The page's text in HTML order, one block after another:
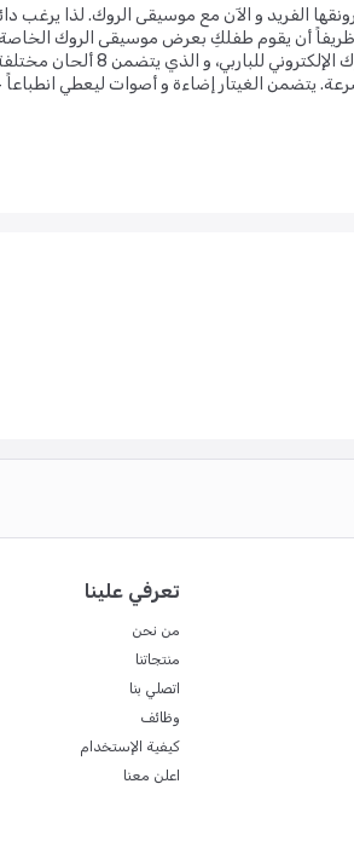
برونقها الفريد و الآن مع موسيقى الروك. لذا
ظريفاً أن يقوم طفلكِ بعرض موسيقى الروك
ممكناً مع غيتار
يتضمن الغيتار إضاءة و أصوات ليعطي انطباعاً
تعرفي علينا
من نحن
منتجاتنا
اتصلي بنا
وظائف
كيفية الإستخدام
اعلن معنا